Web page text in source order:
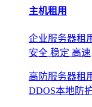
主机租用
企业服务器租
安全 稳定 高速
高防服务器租
DDOS本地防